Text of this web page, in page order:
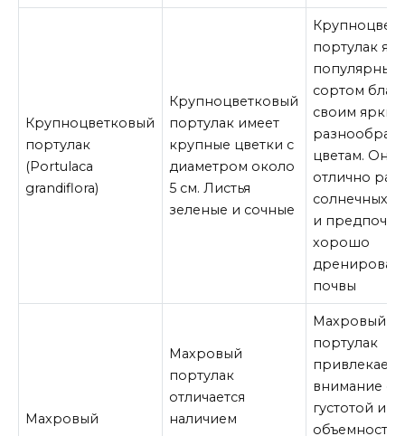
Крупноцветковый
портулак
(Portulaca
grandiflora)
Крупноцветковый
портулак имеет
крупные цветки с
диаметром около
5 см. Листья
зеленые и сочные
портулак
популярным
сортом
своим
цветам. Он
отлично
солнечных
и
хорошо
почвы
Махровый
Махровый
портулак
отличается
наличием
Махровый
портулак
привлекает
внимание
густотой и